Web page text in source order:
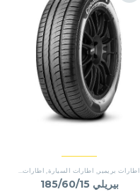
اطارات بريمير اطارات السيارة اطارات بريمير
بيريلي 185/60/15